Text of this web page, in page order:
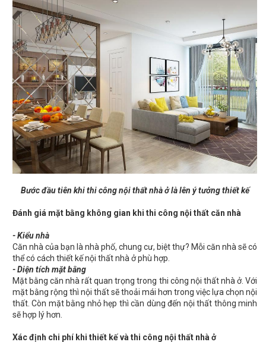
Bước đầu tiên khi thi công nội thất nhà ở là lên ý tưởng thiết kế
Đánh giá mặt bằng không gian khi thi công nội thất căn nhà
- Kiểu nhà
Căn nhà của bạn là nhà phố, chung cư, biệt thự? Mỗi căn nhà sẽ có
thể có cách thiết kế nội thất nhà ở phù hợp.
- Diện tích mặt bằng
Mặt bằng căn nhà rất quan trọng trong thi công nội thất nhà ở. Với
mặt bằng rộng thì nội thất sẽ thoải mái hơn trong việc lựa chọn nội
thất. Còn mặt bằng nhỏ hẹp thì cần dùng đến nội thất thông minh
sẽ hợp lý hơn.
Xác định chi phí khi thiết kế và thi công nội thất nhà ở